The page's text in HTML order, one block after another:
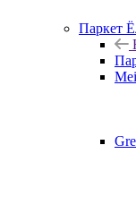
Паркет